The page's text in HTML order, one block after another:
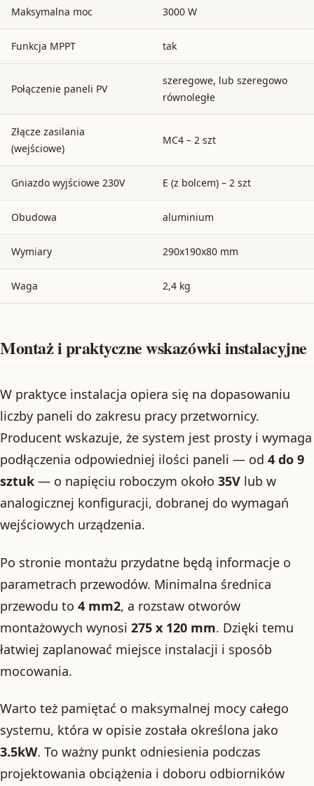
Maksymalna moc 3000 W
Funkcja MPPT tak
Połączenie paneli PV
szeregowe, lub szeregowo
równoległe
Złącze zasilania
(wejściowe)
MC4 – 2 szt
Gniazdo wyjściowe 230V E (z bolcem) – 2 szt
Obudowa aluminium
Wymiary 290x190x80 mm
Waga 2,4 kg
Montaż i praktyczne wskazówki instalacyjne
W praktyce instalacja opiera się na dopasowaniu
liczby paneli do zakresu pracy przetwornicy.
Producent wskazuje, że system jest prosty i wymaga
podłączenia odpowiedniej ilości paneli — od 4 do 9
sztuk — o napięciu roboczym około 35V lub w
analogicznej konfiguracji, dobranej do wymagań
wejściowych urządzenia.
Po stronie montażu przydatne będą informacje o
parametrach przewodów. Minimalna średnica
przewodu to 4 mm2, a rozstaw otworów
montażowych wynosi 275 x 120 mm. Dzięki temu
łatwiej zaplanować miejsce instalacji i sposób
mocowania.
Warto też pamiętać o maksymalnej mocy całego
systemu, która w opisie została określona jako
3.5kW. To ważny punkt odniesienia podczas
projektowania obciążenia i doboru odbiorników